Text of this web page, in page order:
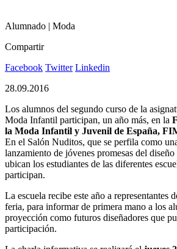
Alumnado | Moda
Compartir
Facebook Twitter Linkedin
28.09.2016
Los alumnos del segundo curso de la
Moda Infantil participan, un año más, en la
la Moda Infantil y Juvenil de España,
En el Salón Nuditos, que se perfila como
lanzamiento de jóvenes promesas del
ubican los estudiantes de las diferentes
participan.
La escuela recibe este año a representantes
feria, para informar de primera mano a los
proyección como futuros diseñadores que
participación.